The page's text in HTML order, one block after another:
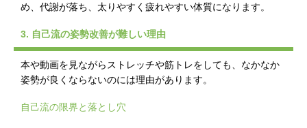
め、代謝が落ち、太りやすく疲れやすい体質になります。
3. 自己流の姿勢改善が難しい理由
本や動画を見ながらストレッチや筋トレをしても、なかなか
姿勢が良くならないのには理由があります。
自己流の限界と落とし穴